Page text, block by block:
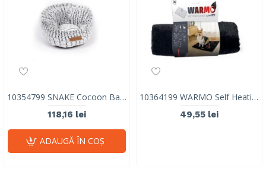
10354799 SNAKE Cocoon Basket
118,16 lei
ADAUGĂ ÎN COŞ
10364199 WARMO Self Heating Mat M
49,55 lei